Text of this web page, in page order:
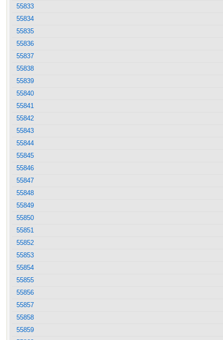
55833
55834
55835
55836
55837
55838
55839
55840
55841
55842
55843
55844
55845
55846
55847
55848
55849
55850
55851
55852
55853
55854
55855
55856
55857
55858
55859